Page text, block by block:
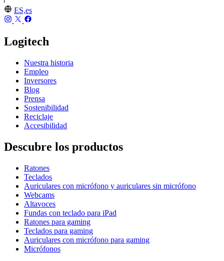
ES,es
Logitech
Nuestra historia
Empleo
Inversores
Blog
Prensa
Sostenibilidad
Reciclaje
Accesibilidad
Descubre los productos
Ratones
Teclados
Auriculares con micrófono y auriculares sin micrófono
Webcams
Altavoces
Fundas con teclado para iPad
Ratones para gaming
Teclados para gaming
Auriculares con micrófono para gaming
Micrófonos